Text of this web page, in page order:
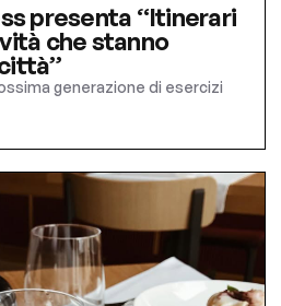
presenta “Itinerari
che stanno
generazione di esercizi